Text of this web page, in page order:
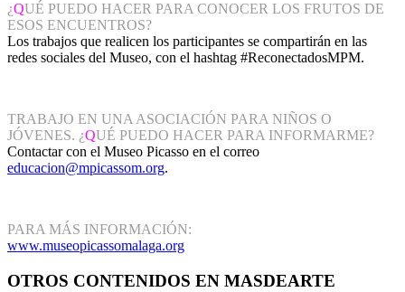
¿QUÉ PUEDO HACER PARA CONOCER LOS FRUTOS DE
ESOS ENCUENTROS?
Los trabajos que realicen los participantes se compartirán en las
redes sociales del Museo, con el hashtag #ReconectadosMPM.
TRABAJO EN UNA ASOCIACIÓN PARA NIÑOS O
JÓVENES. ¿QUÉ PUEDO HACER PARA INFORMARME?
Contactar con el Museo Picasso en el correo
educacion@mpicassom.org.
PARA MÁS INFORMACIÓN:
www.museopicassomalaga.org
OTROS CONTENIDOS EN MASDEARTE